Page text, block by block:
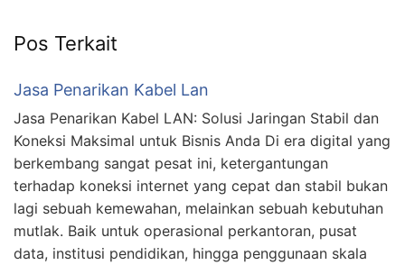
Pos Terkait
Jasa Penarikan Kabel Lan
Jasa Penarikan Kabel LAN: Solusi Jaringan Stabil dan
Koneksi Maksimal untuk Bisnis Anda Di era digital yang
berkembang sangat pesat ini, ketergantungan
terhadap koneksi internet yang cepat dan stabil bukan
lagi sebuah kemewahan, melainkan sebuah kebutuhan
mutlak. Baik untuk operasional perkantoran, pusat
data, institusi pendidikan, hingga penggunaan skala